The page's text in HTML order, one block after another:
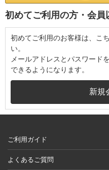
初めてご利用の方・会員
初めてご利用のお客様は、こ
い。
メールアドレスとパスワード
できるようになります。
ご利用ガイド
よくあるご質問